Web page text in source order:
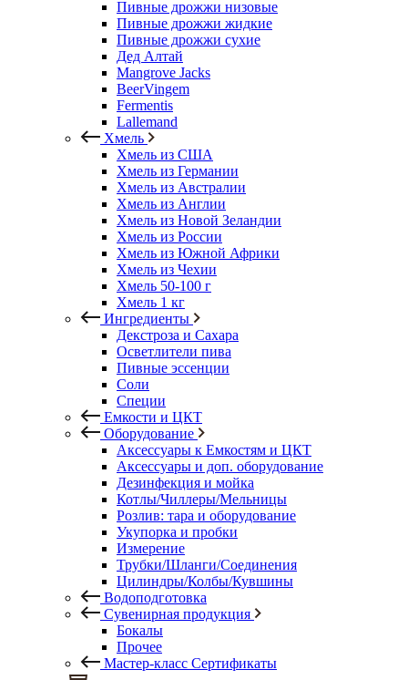
Пивные дрожжи низовые
Пивные дрожжи жидкие
Пивные дрожжи сухие
Дед Алтай
Mangrove Jacks
BeerVingem
Fermentis
Lallemand
Хмель
Хмель из США
Хмель из Германии
Хмель из Австралии
Хмель из Англии
Хмель из Новой Зеландии
Хмель из России
Хмель из Южной Африки
Хмель из Чехии
Хмель 50-100 г
Хмель 1 кг
Ингредиенты
Декстроза и Сахара
Осветлители пива
Пивные эссенции
Соли
Специи
Емкости и ЦКТ
Оборудование
Аксессуары к Емкостям и ЦКТ
Аксессуары и доп. оборудование
Дезинфекция и мойка
Котлы/Чиллеры/Мельницы
Розлив: тара и оборудование
Укупорка и пробки
Измерение
Трубки/Шланги/Соединения
Цилиндры/Колбы/Кувшины
Водоподготовка
Сувенирная продукция
Бокалы
Прочее
Мастер-класс Сертификаты